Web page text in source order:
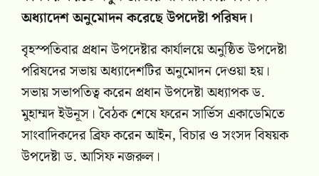
অধ্যাদেশ অনুমোদন করেছে উপদেষ্টা পরিষদ।
বৃহস্পতিবার প্রধান উপদেষ্টার কার্যালয়ে অনুষ্ঠিত উপদেষ্টা
পরিষদের সভায় অধ্যাদেশটির অনুমোদন দেওয়া হয়।
সভায় সভাপতিত্ব করেন প্রধান উপদেষ্টা অধ্যাপক ড.
মুহাম্মদ ইউনূস। বৈঠক শেষে ফরেন সার্ভিস একাডেমিতে
সাংবাদিকদের ব্রিফ করেন আইন, বিচার ও সংসদ বিষয়ক
উপদেষ্টা ড. আসিফ নজরুল।